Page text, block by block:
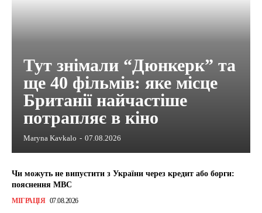
Тут знімали “Дюнкерк” та
ще 40 фільмів: яке місце
Британії найчастіше
потрапляє в кіно
Maryna Kavkalo - 07.08.2026
Чи можуть не випустити з України через кредит або борги:
пояснення МВС
МІГРАЦІЯ 07.08.2026